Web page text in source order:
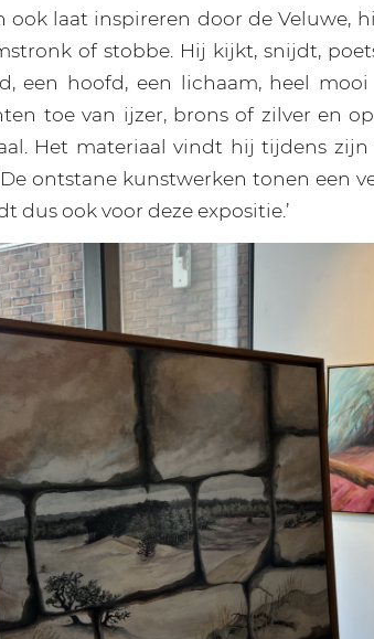
ook laat inspireren door de Veluwe,
of stobbe. Hij kijkt, snijdt,
een hoofd, een lichaam, heel
toe van ijzer, brons of zilver en
Het materiaal vindt hij tijdens
ontstane kunstwerken tonen een
dus ook voor deze expositie.’